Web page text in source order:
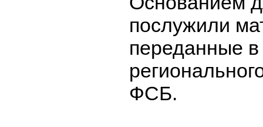
послужили
переданные
ФСБ.